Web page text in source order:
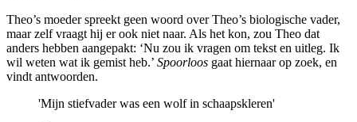
Theo’s moeder spreekt geen woord over Theo’s biologische vader,
maar zelf vraagt hij er ook niet naar. Als het kon, zou Theo dat
anders hebben aangepakt: ‘Nu zou ik vragen om tekst en uitleg. Ik
wil weten wat ik gemist heb.’ Spoorloos gaat hiernaar op zoek, en
vindt antwoorden.
'Mijn stiefvader was een wolf in schaapskleren'